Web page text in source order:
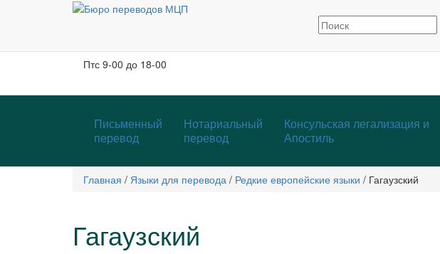
Москва, м. Тургеневская, Чистые пруды
Птс 9-00 до 18-00
Письменный
перевод
Нотариальный
перевод
Консульская легализация и
Апостиль
Главная / Языки для перевода / Редкие европейские языки / Гагаузский
Гагаузский